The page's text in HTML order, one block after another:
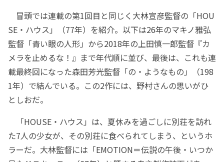
冒頭では連載の第1回目と同じく大林宣彦監督の「HOU
SE・ハウス」（77年）を紹介。以下は26年のマキノ雅弘
監督「青い眼の人形」から2018年の上田慎一郎監督『カ
メラを止めるな！』まで年代順に並び、最後は、これも連
載最終回になった森田芳光監督「の・ようなもの」（198
1年）で結んでいる。この2作には、野村さんの思いがひ
としおだ。
「HOUSE・ハウス」は、夏休みを過ごしに別荘を訪れ
た7人の少女が、その別荘に食べられてしまう、というホ
ラーだ。大林監督には「EMOTION＝伝説の午後・いつか